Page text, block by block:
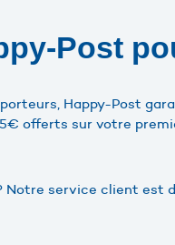
Post
Happy-Post
offerts sur votre
Notre service client est